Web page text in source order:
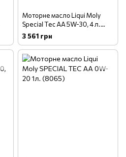
Моторне масло Liqui Moly
Special Tec AA 5W-30, 4 л.
(7616)
3 561 грн